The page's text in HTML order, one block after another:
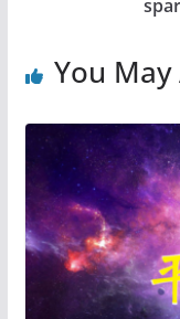
You